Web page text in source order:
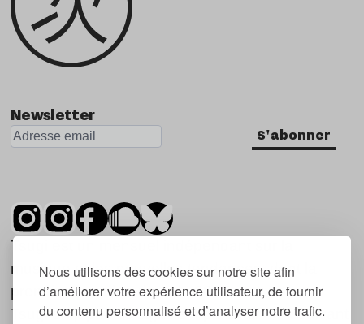
Nous utilisons des cookies sur notre site afin
d’améliorer votre expérience utilisateur, de fournir
du contenu personnalisé et d’analyser notre trafic.
Newsletter
S'abonner
Tsugi est un mensuel indépendant sur la
musique et les nouvelles tendances, dont la
première parution date de 2007.
Tsugi en japonais signifie « prochain », « suivant